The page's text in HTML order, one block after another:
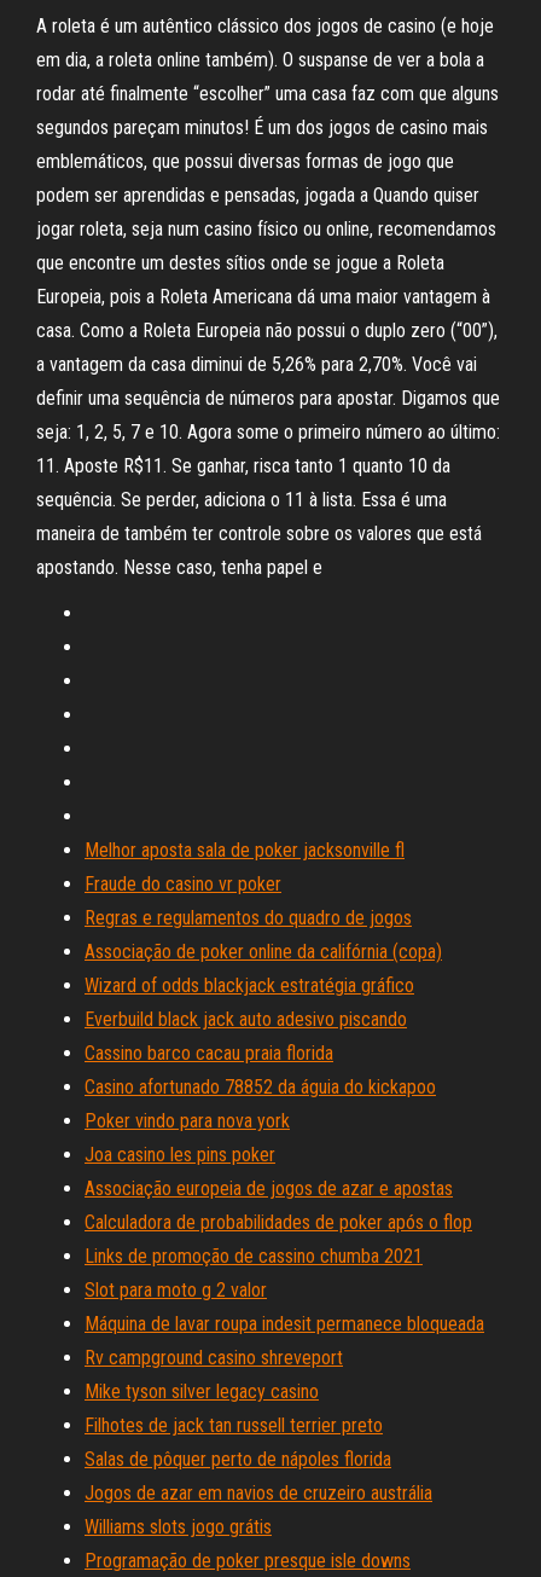
A roleta é um autêntico clássico dos jogos de casino (e hoje
em dia, a roleta online também). O suspanse de ver a bola a
rodar até finalmente “escolher” uma casa faz com que alguns
segundos pareçam minutos! É um dos jogos de casino mais
emblemáticos, que possui diversas formas de jogo que
podem ser aprendidas e pensadas, jogada a Quando quiser
jogar roleta, seja num casino físico ou online, recomendamos
que encontre um destes sítios onde se jogue a Roleta
Europeia, pois a Roleta Americana dá uma maior vantagem à
casa. Como a Roleta Europeia não possui o duplo zero (“00”),
a vantagem da casa diminui de 5,26% para 2,70%. Você vai
definir uma sequência de números para apostar. Digamos que
seja: 1, 2, 5, 7 e 10. Agora some o primeiro número ao último:
11. Aposte R$11. Se ganhar, risca tanto 1 quanto 10 da
sequência. Se perder, adiciona o 11 à lista. Essa é uma
maneira de também ter controle sobre os valores que está
apostando. Nesse caso, tenha papel e
Melhor aposta sala de poker jacksonville fl
Fraude do casino vr poker
Regras e regulamentos do quadro de jogos
Associação de poker online da califórnia (copa)
Wizard of odds blackjack estratégia gráfico
Everbuild black jack auto adesivo piscando
Cassino barco cacau praia florida
Casino afortunado 78852 da águia do kickapoo
Poker vindo para nova york
Joa casino les pins poker
Associação europeia de jogos de azar e apostas
Calculadora de probabilidades de poker após o flop
Links de promoção de cassino chumba 2021
Slot para moto g 2 valor
Máquina de lavar roupa indesit permanece bloqueada
Rv campground casino shreveport
Mike tyson silver legacy casino
Filhotes de jack tan russell terrier preto
Salas de pôquer perto de nápoles florida
Jogos de azar em navios de cruzeiro austrália
Williams slots jogo grátis
Programação de poker presque isle downs